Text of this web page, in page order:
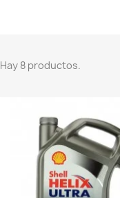
Hay 8 productos.